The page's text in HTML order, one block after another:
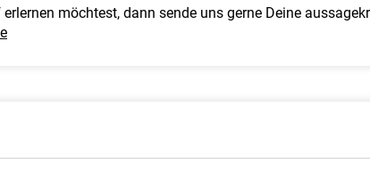
möchtest, dann sende uns gerne Deine